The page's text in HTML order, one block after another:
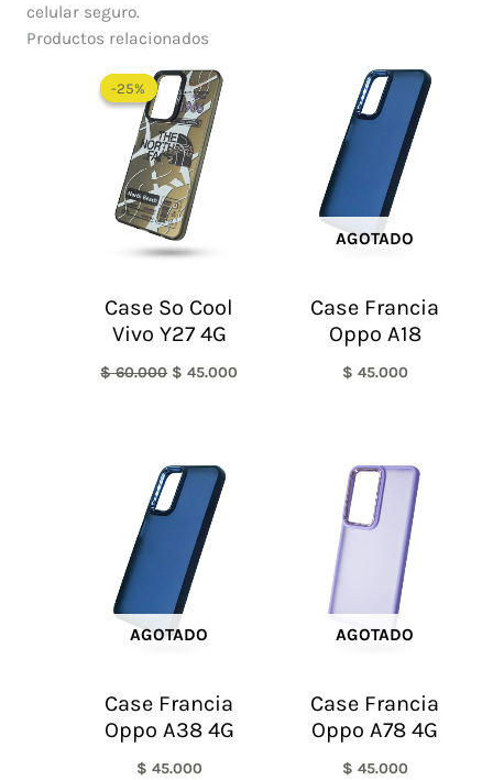
celular seguro.
Productos relacionados
-25%
-25%
Case So Cool
Vivo Y27 4G
$60.000
precio
original
era:
$ 60.000.
$ 45.000
AGOTADO
Case Francia
Oppo A18
$ 45.000
AGOTADO
Case Francia
Oppo A38 4G
$ 45.000
AGOTADO
Case Francia
Oppo A78 4G
$ 45.000